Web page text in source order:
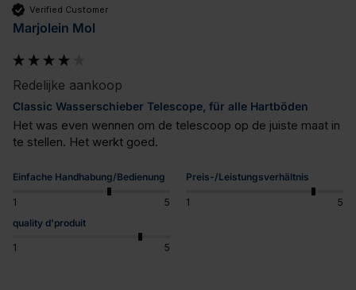
Verified Customer
Marjolein Mol
Redelijke aankoop
Classic Wasserschieber Telescope, für alle Hartböden
Het was even wennen om de telescoop op de juiste maat in
te stellen. Het werkt goed.
Einfache Handhabung/Bedienung
1 5
Preis-/Leistungsverhältnis
1
5
quality d'produit
1 5